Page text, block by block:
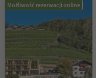
Możliwość rezerwacji online